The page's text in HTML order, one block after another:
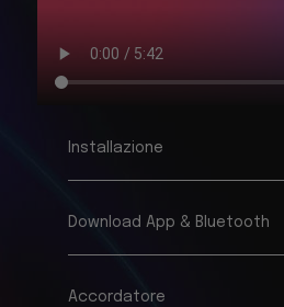
Installazione
Download App & Bluetooth
Accordatore